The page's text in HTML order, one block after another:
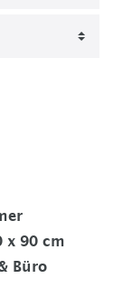
x 90 cm
Büro